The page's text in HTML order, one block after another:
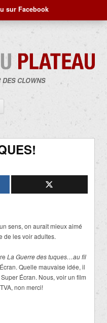
sur Facebook
CLOWNS
contenu
sens, on aurait mieux aimé
de les voir adultes.
La Guerre des tuques…au fil
Quelle mauvaise idée, il
Écran. Nous, voir un film
non merci!